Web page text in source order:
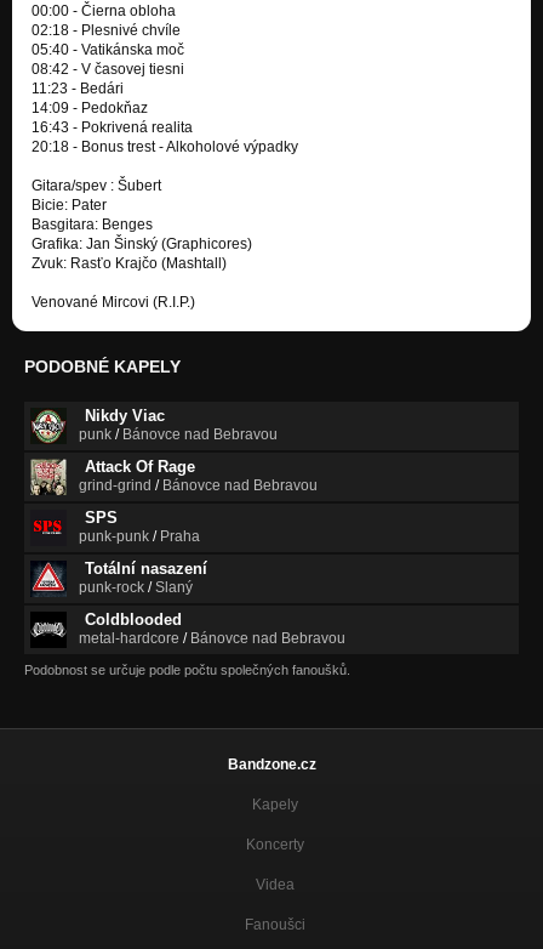
00:00 - Čierna obloha
02:18 - Plesnivé chvíle
05:40 - Vatikánska moč
08:42 - V časovej tiesni
11:23 - Bedári
14:09 - Pedokňaz
16:43 - Pokrivená realita
20:18 - Bonus trest - Alkoholové výpadky
Gitara/spev : Šubert
Bicie: Pater
Basgitara: Benges
Grafika: Jan Šinský (Graphicores)
Zvuk: Rasťo Krajčo (Mashtall)
Venované Mircovi (R.I.P.)
PODOBNÉ KAPELY
Nikdy Viac
punk / Bánovce nad Bebravou
Attack Of Rage
grind-grind / Bánovce nad Bebravou
SPS
punk-punk / Praha
Totální nasazení
punk-rock /Slaný
Coldblooded
metal-hardcore / Bánovce nad Bebravou
Podobnost se určuje podle počtu společných fanoušků.
Bandzone.cz
Kapely
Koncerty
Videa
Fanoušci